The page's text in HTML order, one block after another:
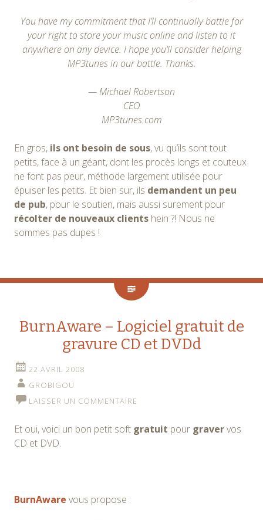
You have my commitment that I’ll continually battle for
your right to store your music online and listen to it
anywhere on any device. I hope you’ll consider helping
MP3tunes in our battle. Thanks.
— Michael Robertson
CEO
MP3tunes.com
En gros, ils ont besoin de sous, vu qu’ils sont tout
petits, face à un géant, dont les procès longs et couteux
ne font pas peur, méthode largement utilisée pour
épuiser les petits. Et bien sur, ils demandent un peu
de pub, pour le soutien, mais aussi surement pour
récolter de nouveaux clients hein ?! Nous ne
sommes pas dupes !
BurnAware – Logiciel gratuit de
gravure CD et DVDd
22 AVRIL 2008
GROBIGOU
LAISSER UN COMMENTAIRE
Et oui, voici un bon petit soft gratuit pour gravervos
CD et DVD.
BurnAware vous propose :